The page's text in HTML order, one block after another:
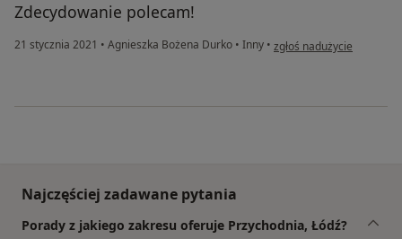
Zdecydowanie polecam!
21 stycznia 2021 • Agnieszka Bożena Durko • Inny • w opinii użytkownika
zgłoś nadużycie
Najczęściej zadawane pytania
Porady z jakiego zakresu oferuje Przychodnia, Łódź?